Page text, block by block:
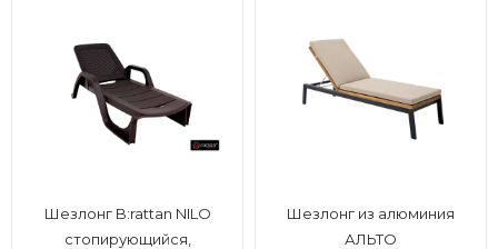
Шезлонг B:rattan NILO
стопирующийся,
Шезлонг из алюминия
АЛЬТО